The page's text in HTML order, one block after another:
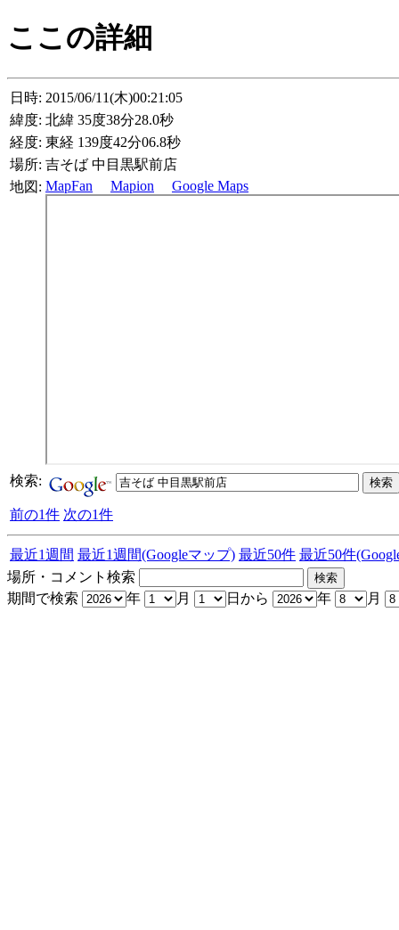
ここの詳細
日時: 2015/06/11(木)00:21:05
緯度: 北緯 35度38分28.0秒
経度: 東経 139度42分06.8秒
場所: 吉そば 中目黒駅前店
地図: MapFan Mapion Google Maps
検索:
前の1件 次の1件
最近1週間 最近1週間(Googleマップ) 最近50件 最近50件
場所・コメント検索
期間で検索
年 月 日から 年 月